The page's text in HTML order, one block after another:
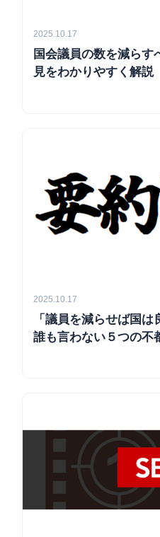
2025.10.17
国会議員の数を減らす
見をわかりやすく解説
2025.10.17
「議員を減らせば国
誰も言わない５つの不